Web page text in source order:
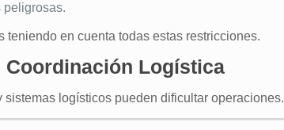
peligrosas.
en cuenta todas estas restricciones.
Logística
logísticos pueden dificultar operaciones.